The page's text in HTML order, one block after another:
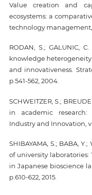
Value creation and
ecosystems: a
technology management,
RODAN, S.; GALUNIC,
knowledge
and innovativeness.
p.541-562, 2004.
SCHWEITZER, S.;
in academic
Industry and Innovation,
SHIBAYAMA, S.; BABA,
of university
in Japanese bioscience
p.610-622, 2015.